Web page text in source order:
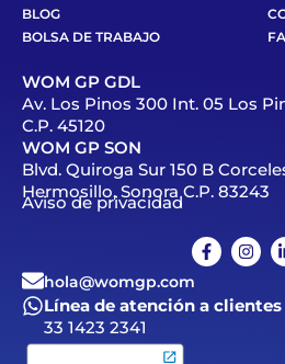
BLOG
BOLSA DE TRABAJO
WOM GP GDL
Av. Los Pinos 300 Int. 05 Los
C.P. 45120
WOM GP SON
Blvd. Quiroga Sur 150 B
Hermosillo, Sonora C.P. 83243
Aviso de privacidad
hola@womgp.com
Línea de atención a clientes
33 1423 2341